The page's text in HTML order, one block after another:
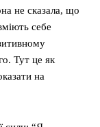
не сказала, що
себе
Тут це як
на